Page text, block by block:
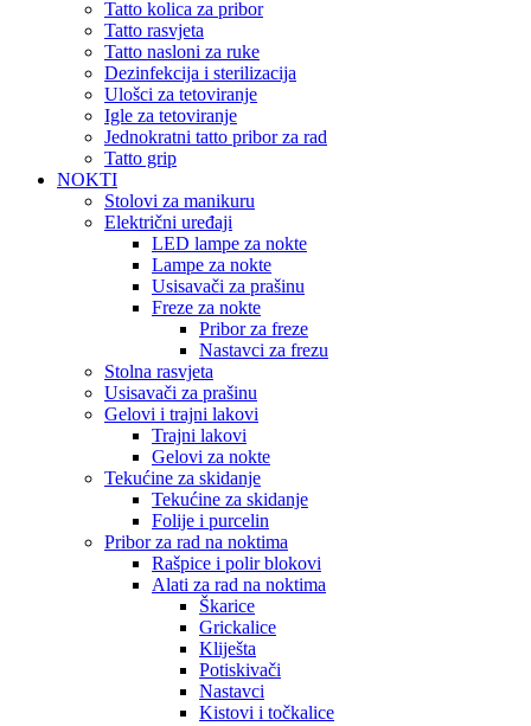
Tatto kolica za pribor
Tatto rasvjeta
Tatto nasloni za ruke
Dezinfekcija i sterilizacija
Ulošci za tetoviranje
Igle za tetoviranje
Jednokratni tatto pribor za rad
Tatto grip
NOKTI
Stolovi za manikuru
Električni uređaji
LED lampe za nokte
Lampe za nokte
Usisavači za prašinu
Freze za nokte
Pribor za freze
Nastavci za frezu
Stolna rasvjeta
Usisavači za prašinu
Gelovi i trajni lakovi
Trajni lakovi
Gelovi za nokte
Tekućine za skidanje
Tekućine za skidanje
Folije i purcelin
Pribor za rad na noktima
Rašpice i polir blokovi
Alati za rad na noktima
Škarice
Grickalice
Kliješta
Potiskivači
Nastavci
Kistovi i točkalice